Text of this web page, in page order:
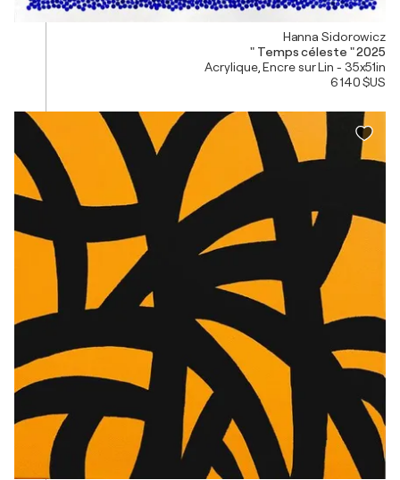
Hanna Sidorowicz
" Temps céleste " 2025
Acrylique, Encre sur Lin - 35x51in
6 140 $US